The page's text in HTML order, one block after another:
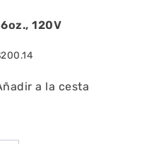
120V
200.14
a la cesta